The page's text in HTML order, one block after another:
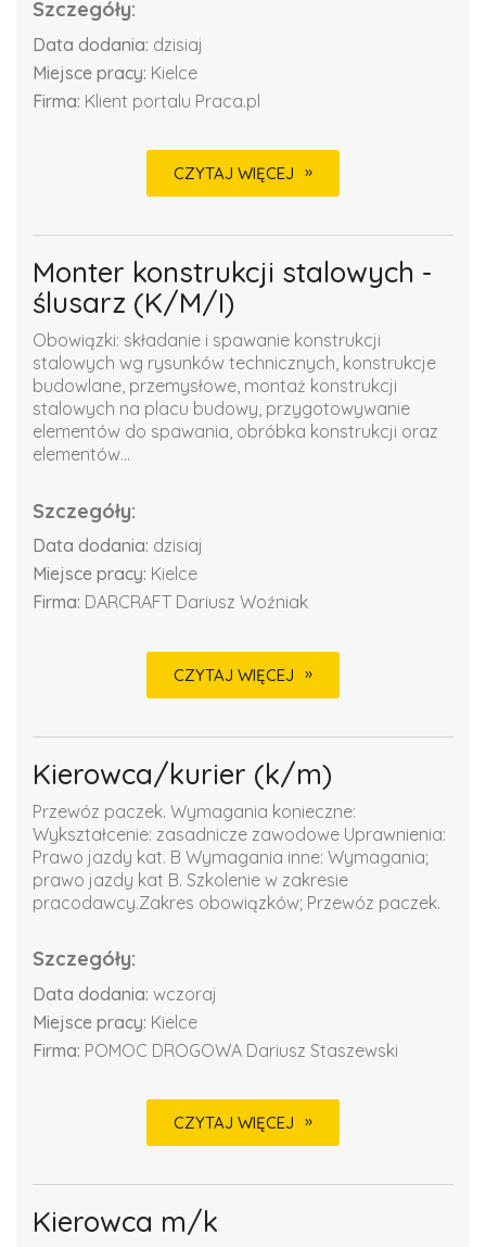
Szczegóły:
Data dodania: dzisiaj
Miejsce pracy: Kielce
Firma: Klient portalu Praca.pl
CZYTAJ WIĘCEJ
Monter konstrukcji stalowych -
ślusarz (K/M/I)
Obowiązki: składanie i spawanie konstrukcji
stalowych wg rysunków technicznych, konstrukcje
budowlane, przemysłowe, montaż konstrukcji
stalowych na placu budowy, przygotowywanie
elementów do spawania, obróbka konstrukcji oraz
elementów...
Szczegóły:
Data dodania: dzisiaj
Miejsce pracy: Kielce
Firma: DARCRAFT Dariusz Woźniak
CZYTAJ WIĘCEJ
Kierowca/kurier (k/m)
Przewóz paczek. Wymagania konieczne:
Wykształcenie: zasadnicze zawodowe Uprawnienia:
Prawo jazdy kat. B Wymagania inne: Wymagania;
prawo jazdy kat B. Szkolenie w zakresie
pracodawcy.Zakres obowiązków; Przewóz paczek.
Szczegóły:
Data dodania: wczoraj
Miejsce pracy: Kielce
Firma: POMOC DROGOWA Dariusz Staszewski
CZYTAJ WIĘCEJ
Kierowca m/k